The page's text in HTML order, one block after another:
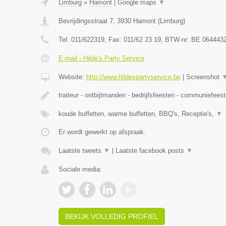
Limburg» Hamont| Google maps ▼
Bevrijdingsstraat 7, 3930 Hamont(Limburg)
Tel: 011/622319, Fax: 011/62 23 19, BTW-nr: BE
E-mail › Hilde's Party Service
Website: http://www.hildespartyservice.be| Screenshot ▼
traiteur - ontbijtmanden - bedrijfsfeesten -
koude buffetten, warme buffetten, BBQ's, Receptie's, ▼
Er wordt gewerkt op afspraak.
Laatste tweets ▼ Laatste facebook posts ▼
Sociale media:
BEKIJK VOLLEDIG PROFIEL